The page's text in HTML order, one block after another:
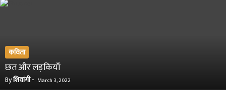
कविता
छत और लड़कियाँ
Byशिवांगी- March 3, 2022